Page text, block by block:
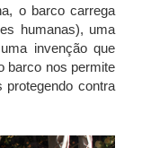
o barco carrega
humanas), uma
invenção que
barco nos permite
protegendo contra